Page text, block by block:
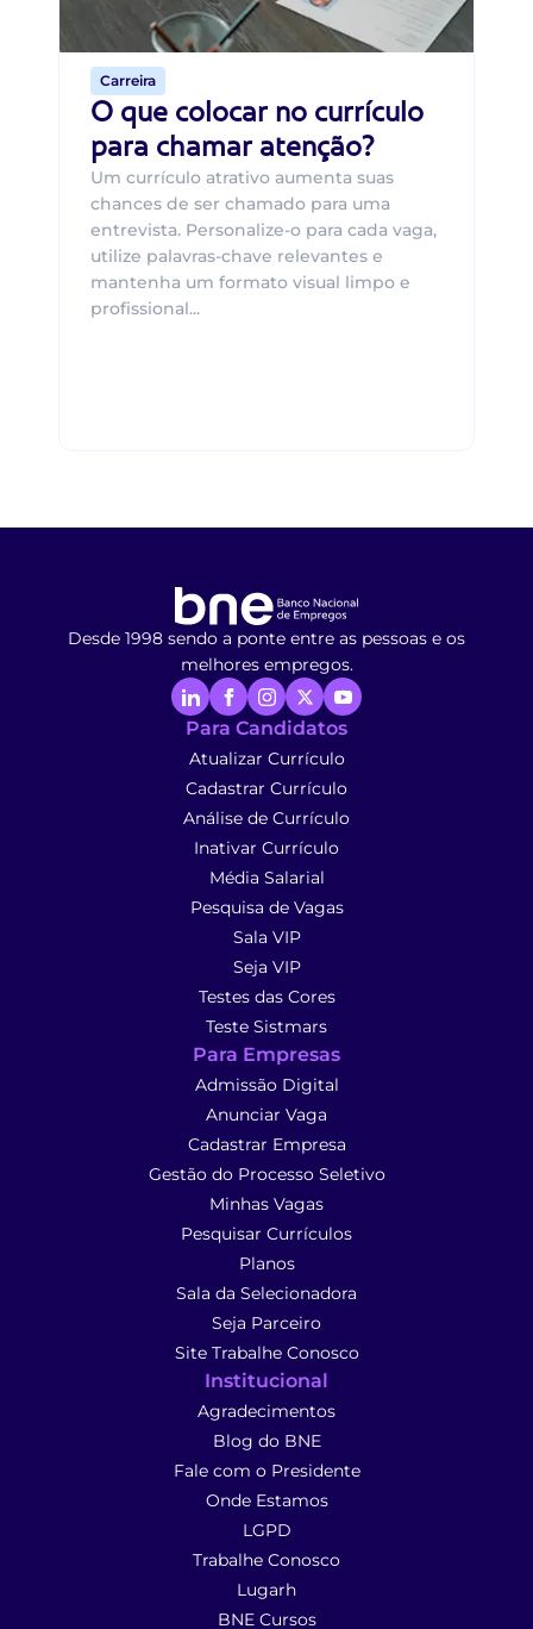
Carreira
O que colocar no currículo
para chamar atenção?
Um currículo atrativo aumenta suas
chances de ser chamado para uma
entrevista. Personalize-o para cada vaga,
utilize palavras-chave relevantes e
mantenha um formato visual limpo e
profissional...
Desde 1998 sendo a ponte entre as pessoas e os
melhores empregos.
Para Candidatos
Atualizar Currículo
Cadastrar Currículo
Análise de Currículo
Inativar Currículo
Média Salarial
Pesquisa de Vagas
Sala VIP
Seja VIP
Testes das Cores
Teste Sistmars
Para Empresas
Admissão Digital
Anunciar Vaga
Cadastrar Empresa
Gestão do Processo Seletivo
Minhas Vagas
Pesquisar Currículos
Planos
Sala da Selecionadora
Seja Parceiro
Site Trabalhe Conosco
Institucional
Agradecimentos
Blog do BNE
Fale com o Presidente
Onde Estamos
LGPD
Trabalhe Conosco
Lugarh
BNE Cursos